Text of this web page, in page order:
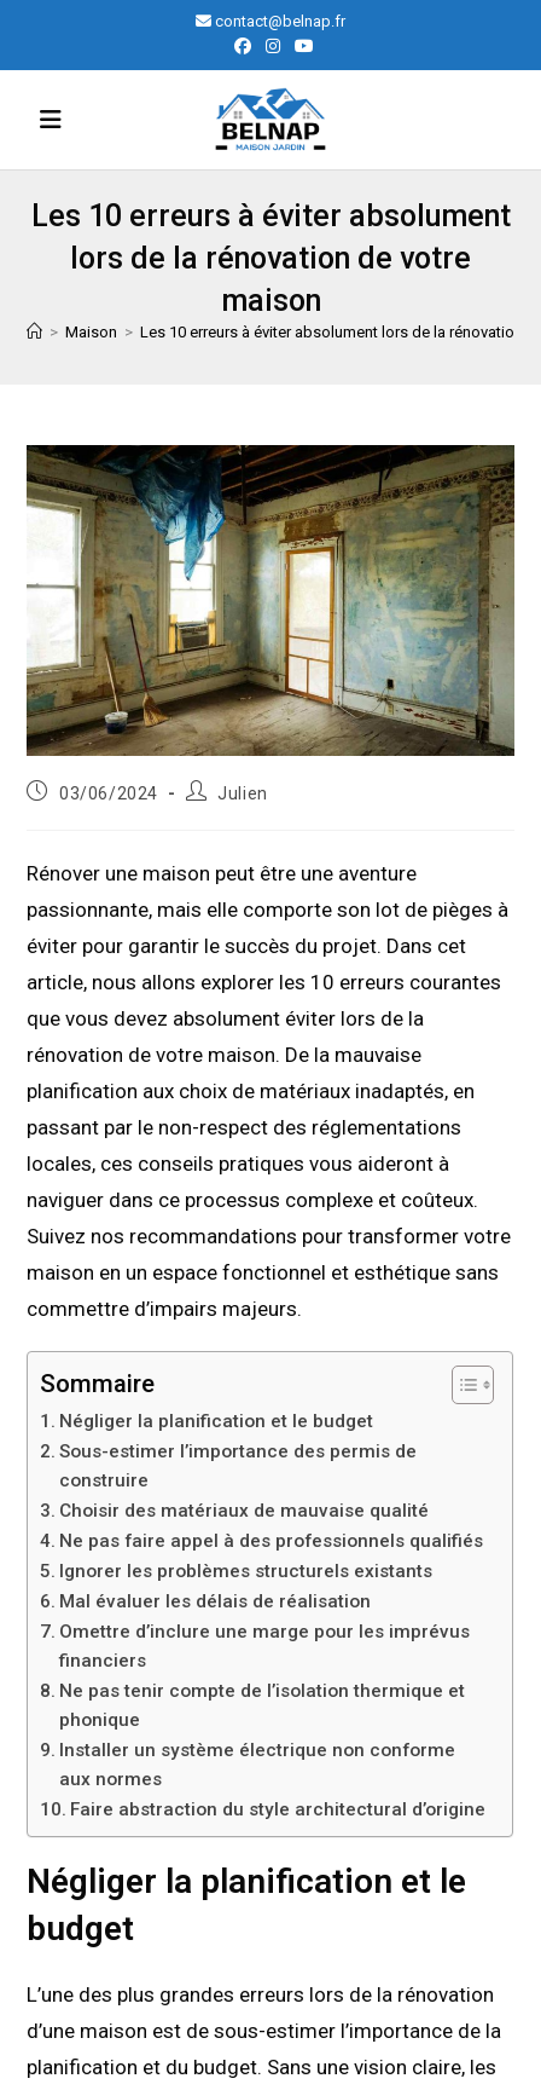
content
contact@belnap.fr
Les 10 erreurs à éviter absolument
lors de la rénovation de votre
maison
> Maison > Les 10 erreurs à éviter absolument lors de la rénovation
Publication
03/06/2024
Auteur/autrice
Julien
Rénover une maison peut être une aventure
passionnante, mais elle comporte son lot de pièges à
éviter pour garantir le succès du projet. Dans cet
article, nous allons explorer les 10 erreurs courantes
que vous devez absolument éviter lors de la
rénovation de votre maison. De la mauvaise
planification aux choix de matériaux inadaptés, en
passant par le non-respect des réglementations
locales, ces conseils pratiques vous aideront à
naviguer dans ce processus complexe et coûteux.
Suivez nos recommandations pour transformer votre
maison en un espace fonctionnel et esthétique sans
commettre d’impairs majeurs.
Sommaire
Négliger la planification et le budget
Sous-estimer l’importance des permis de
construire
Choisir des matériaux de mauvaise qualité
Ne pas faire appel à des professionnels qualifiés
Ignorer les problèmes structurels existants
Mal évaluer les délais de réalisation
Omettre d’inclure une marge pour les imprévus
financiers
Ne pas tenir compte de l’isolation thermique et
phonique
Installer un système électrique non conforme
aux normes
Faire abstraction du style architectural d’origine
Négliger la planification et le
budget
L’une des plus grandes erreurs lors de la rénovation
d’une maison est de sous-estimer l’importance de la
planification et du budget. Sans une vision claire, les